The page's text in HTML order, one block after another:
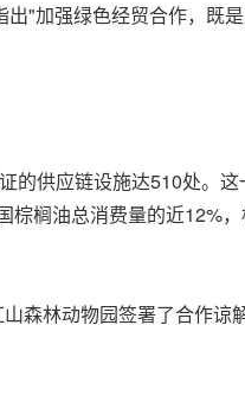
"加强绿色经贸合作，既
的供应链设施达510处。
棕榈油总消费量的近12%
森林动物园签署了合作谅